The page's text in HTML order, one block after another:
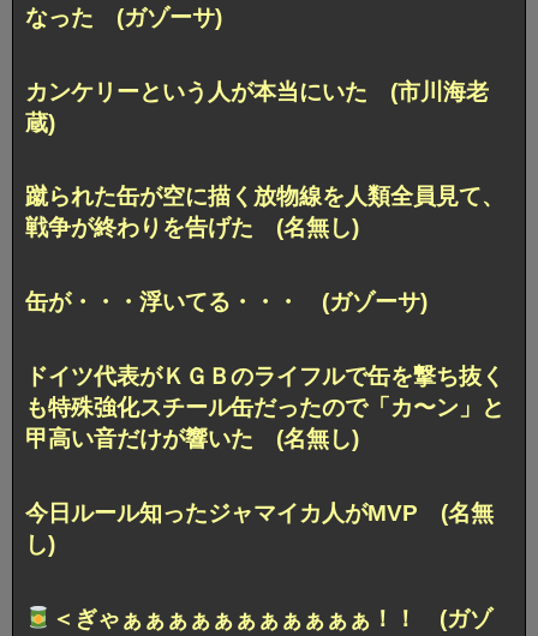
なった (ガゾーサ)
カンケリーという人が本当にいた (市川海老
蔵)
蹴られた缶が空に描く放物線を人類全員見て、
戦争が終わりを告げた (名無し)
缶が・・・浮いてる・・・ (ガゾーサ)
ドイツ代表がＫＧＢのライフルで缶を撃ち抜く
も特殊強化スチール缶だったので「カ〜ン」と
甲高い音だけが響いた (名無し)
今日ルール知ったジャマイカ人がMVP (名無
し)
＜ぎゃぁぁぁぁぁぁぁぁぁぁぁ！！ (ガゾ